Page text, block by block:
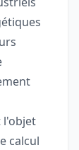
l'objet
calcul